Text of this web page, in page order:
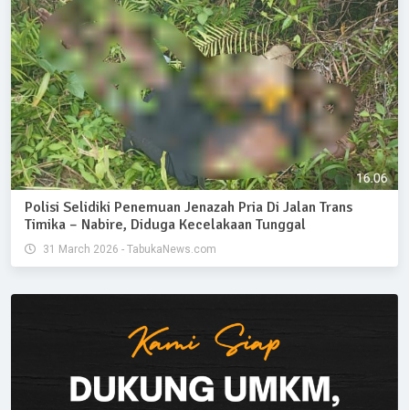
Polisi Selidiki Penemuan Jenazah Pria Di Jalan Trans
Timika – Nabire, Diduga Kecelakaan Tunggal
31 March 2026 - TabukaNews.com